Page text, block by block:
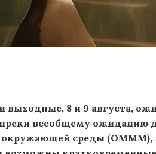
выходные, 8 и 9 августа,
всеобщему ожиданию
среды